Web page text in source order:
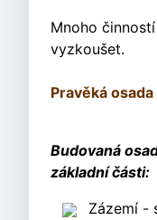
Mnoho
vyzkoušet.
Pravěká
Budovaná
základní části:
Zázemí -